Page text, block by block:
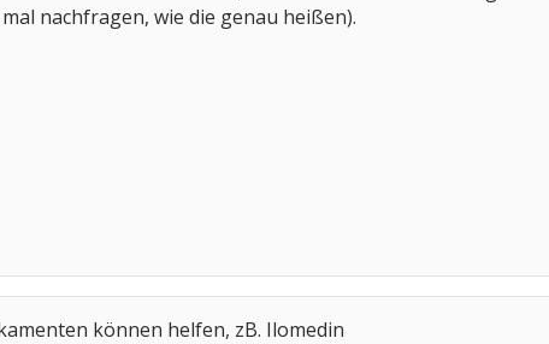
nachfragen, wie die genau heißen).
können helfen, zB. Ilomedin